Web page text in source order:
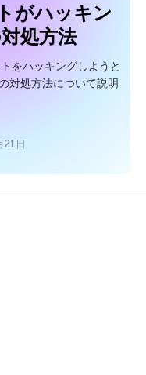
がハッキン
処方法
をハッキングしようと
対処方法について説明
21日